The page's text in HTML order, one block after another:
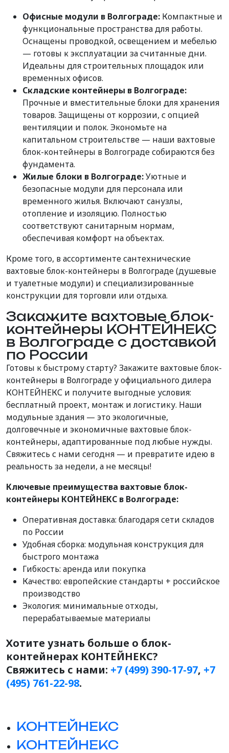
Офисные модули в Волгограде: Компактные и
функциональные пространства для работы.
Оснащены проводкой, освещением и мебелью
— готовы к эксплуатации за считанные дни.
Идеальны для строительных площадок или
временных офисов.
Складские контейнеры в Волгограде:
Прочные и вместительные блоки для хранения
товаров. Защищены от коррозии, с опцией
вентиляции и полок. Экономьте на
капитальном строительстве — наши вахтовые
блок-контейнеры в Волгограде собираются без
фундамента.
Жилые блоки в Волгограде:Уютные и
безопасные модули для персонала или
временного жилья. Включают санузлы,
отопление и изоляцию. Полностью
соответствуют санитарным нормам,
обеспечивая комфорт на объектах.
Кроме того, в ассортименте сантехнические
вахтовые блок-контейнеры в Волгограде (душевые
и туалетные модули) и специализированные
конструкции для торговли или отдыха.
Закажите вахтовые блок-
контейнеры КОНТЕЙНЕКС
в Волгограде с доставкой
по России
Готовы к быстрому старту? Закажите вахтовые блок-
контейнеры в Волгограде у официального дилера
КОНТЕЙНЕКС и получите выгодные условия:
бесплатный проект, монтаж и логистику. Наши
модульные здания — это экологичные,
долговечные и экономичные вахтовые блок-
контейнеры, адаптированные под любые нужды.
Свяжитесь с нами сегодня — и превратите идею в
реальность за недели, а не месяцы!
Ключевые преимущества вахтовые блок-
контейнеры КОНТЕЙНЕКС в Волгограде:
Оперативная доставка: благодаря сети складов
по России
Удобная сборка: модульная конструкция для
быстрого монтажа
Гибкость: аренда или покупка
Качество: европейские стандарты + российское
производство
Экология: минимальные отходы,
перерабатываемые материалы
Хотите узнать больше о блок-
контейнерах КОНТЕЙНЕКС?
Свяжитесь с нами: +7 (499) 390-17-97, +7
(495) 761-22-98.
КОНТЕЙНЕКС
КОНТЕЙНЕКС